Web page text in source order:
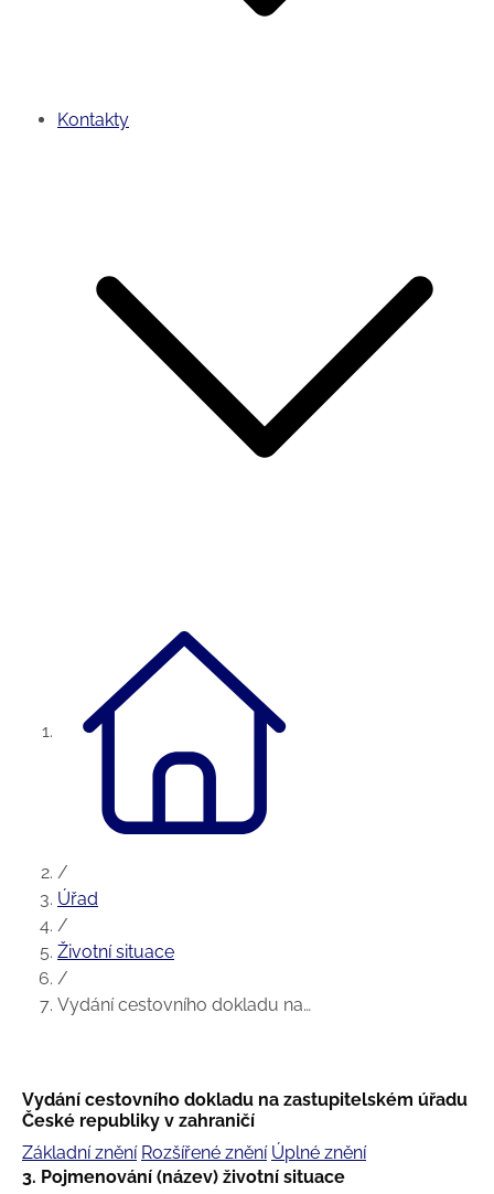
Kontakty
/
Úřad
/
Životní situace
/
Vydání cestovního dokladu na…
Vydání cestovního dokladu na zastupitelském úřadu
České republiky v zahraničí
Základní znění Rozšířené znění Úplné znění
3. Pojmenování (název) životní situace